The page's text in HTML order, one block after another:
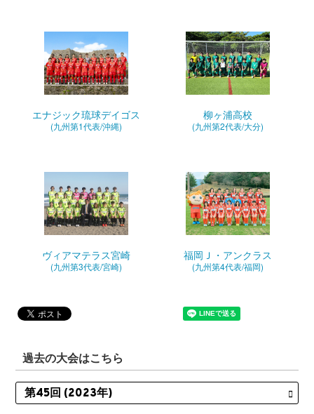
エナジック琉球デイゴス
(九州第1代表/沖縄)
柳ヶ浦高校
(九州第2代表/大分)
ヴィアマテラス宮崎
(九州第3代表/宮崎)
福岡Ｊ・アンクラス
(九州第4代表/福岡)
過去の大会はこちら